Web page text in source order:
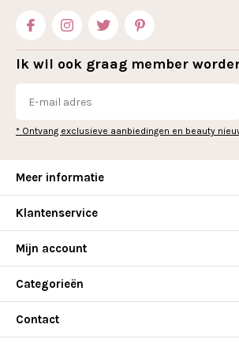
Ik wil ook graag member
* Ontvang exclusieve aanbiedingen en beauty
Meer informatie
Klantenservice
Mijn account
Categorieën
Contact